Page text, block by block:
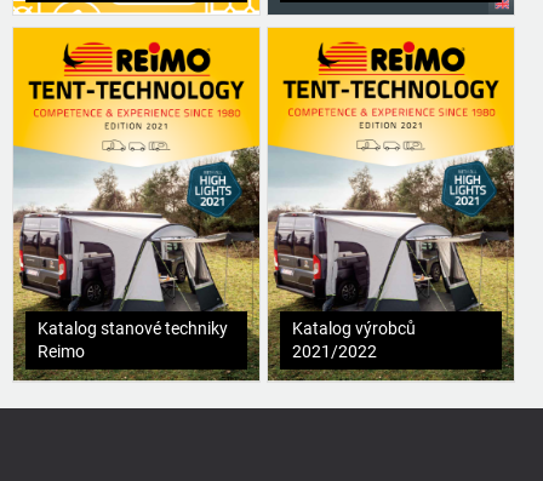
Katalog stanové techniky
Reimo
Katalog výrobců
2021/2022